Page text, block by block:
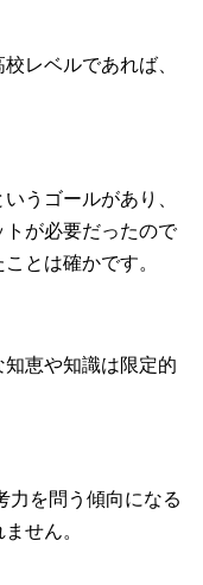
レベルであれば、
うゴールがあり、
が必要だったので
とは確かです。
恵や知識は限定的
を問う傾向になる
せん。